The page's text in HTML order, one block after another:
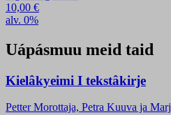
10,00 €
alv. 0%
Uápásmuu meid taid
Kielâkyeimi I tekstâkirje
Petter Morottaja, Petra Kuuva ja